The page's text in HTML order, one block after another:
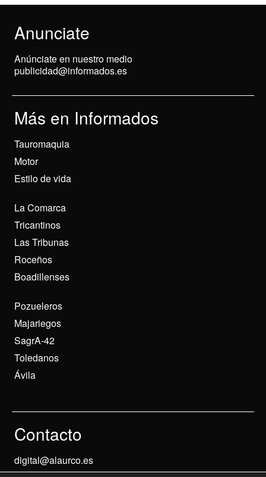
Anunciate
Anúnciate en nuestro medio
publicidad@informados.es
Más en Informados
Tauromaquia
Motor
Estilo de vida
La Comarca
Tricantinos
Las Tribunas
Roceños
Boadillenses
Pozueleros
Majariegos
SagrA-42
Toledanos
Ávila
Contacto
digital@alaurco.es